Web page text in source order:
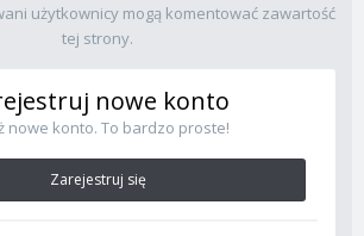
użytkownicy mogą komentować zawartość
tej strony.
nowe konto
nowe konto. To bardzo proste!
Zarejestruj się